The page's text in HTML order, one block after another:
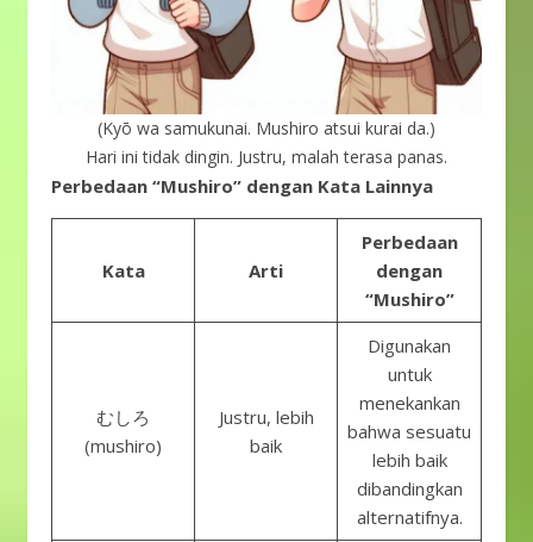
(Kyō wa samukunai. Mushiro atsui kurai da.)
Hari ini tidak dingin. Justru, malah terasa panas.
Perbedaan “Mushiro” dengan Kata Lainnya
Kata Arti
Perbedaan
dengan
“Mushiro”
むしろ
(mushiro)
Justru, lebih
baik
Digunakan
untuk
menekankan
bahwa sesuatu
lebih baik
dibandingkan
alternatifnya.